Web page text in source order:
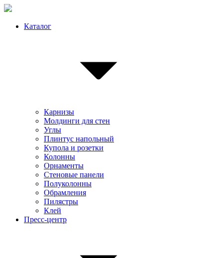
Каталог
Карнизы
Молдинги для стен
Углы
Плинтус напольный
Купола и розетки
Колонны
Орнаменты
Стеновые панели
Полуколонны
Обрамления
Пилястры
Клей
Пресс-центр